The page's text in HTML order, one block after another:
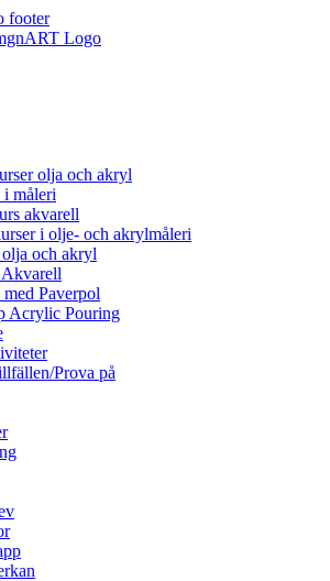
footer
olja och akryl
i måleri
akvarell
i olje- och akrylmåleri
och akryl
Paverpol
Acrylic Pouring
Prova på